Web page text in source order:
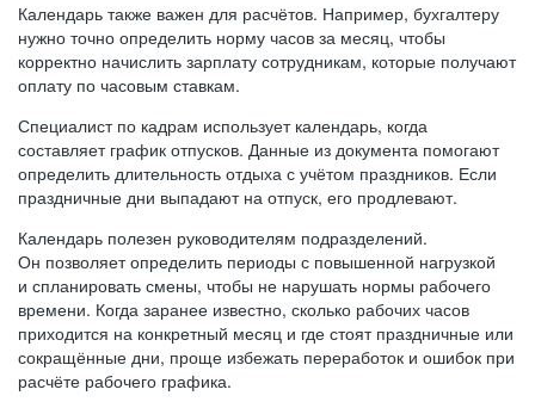
Календарь также важен для расчётов. Например, бухгалтеру
нужно точно определить норму часов за месяц, чтобы
корректно начислить зарплату сотрудникам, которые получают
оплату по часовым ставкам.
Специалист по кадрам использует календарь, когда
составляет график отпусков. Данные из документа помогают
определить длительность отдыха с учётом праздников. Если
праздничные дни выпадают на отпуск, его продлевают.
Календарь полезен руководителям подразделений.
Он позволяет определить периоды с повышенной нагрузкой
и спланировать смены, чтобы не нарушать нормы рабочего
времени. Когда заранее известно, сколько рабочих часов
приходится на конкретный месяц и где стоят праздничные или
сокращённые дни, проще избежать переработок и ошибок при
расчёте рабочего графика.